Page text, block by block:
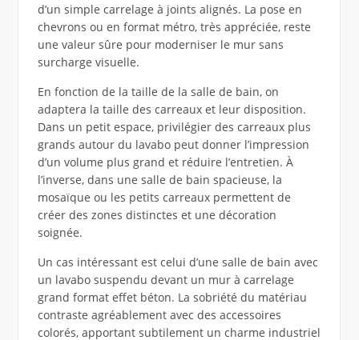
d’un simple carrelage à joints alignés. La pose en
chevrons ou en format métro, très appréciée, reste
une valeur sûre pour moderniser le mur sans
surcharge visuelle.
En fonction de la taille de la salle de bain, on
adaptera la taille des carreaux et leur disposition.
Dans un petit espace, privilégier des carreaux plus
grands autour du lavabo peut donner l’impression
d’un volume plus grand et réduire l’entretien. À
l’inverse, dans une salle de bain spacieuse, la
mosaïque ou les petits carreaux permettent de
créer des zones distinctes et une décoration
soignée.
Un cas intéressant est celui d’une salle de bain avec
un lavabo suspendu devant un mur à carrelage
grand format effet béton. La sobriété du matériau
contraste agréablement avec des accessoires
colorés, apportant subtilement un charme industriel